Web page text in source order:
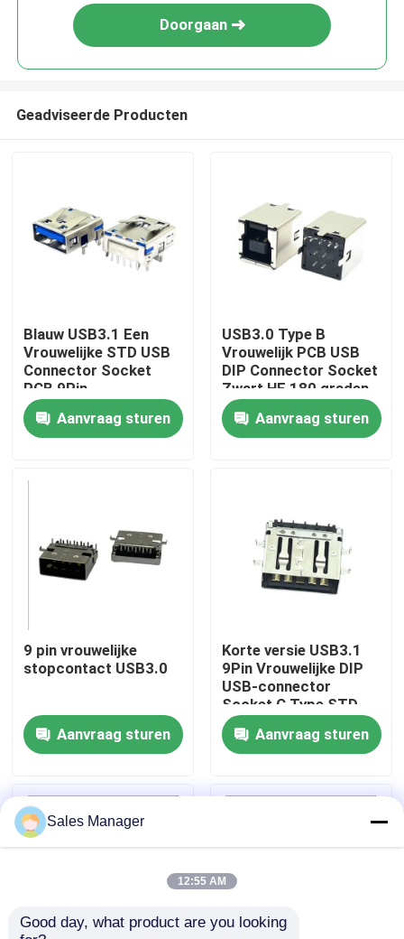
Thuis
Producten
DIP USB-connector
USB Type C-connectoren
DP-aansluiting
Micro HDMI-aansluiting
RJ45 vrouwelijke connectoraansluiting
Doorgaan
Geadviseerde Producten
Blauw USB3.1 Een
Vrouwelijke STD USB
Connector Socket
PCB 9Pin
Aanvraag sturen
USB3.0 Type B
Vrouwelijk PCB USB
DIP Connector Socket
Zwart HF 180 graden
T-vorm
Aanvraag sturen
9 pin vrouwelijke
stopcontact USB3.0
Aanvraag sturen
Korte versie USB3.1
9Pin Vrouwelijke DIP
USB-connector
Socket C Type STD
Aanvraag sturen
Sales Manager
12:55 AM
Good day, what product are you looking